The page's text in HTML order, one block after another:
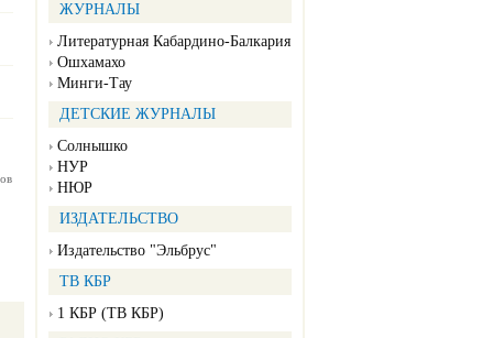
ЖУРНАЛЫ
Литературная Кабардино-Балкария
Ошхамахо
Минги-Тау
ДЕТСКИЕ ЖУРНАЛЫ
Солнышко
НУР
НЮР
ИЗДАТЕЛЬСТВО
Издательство "Эльбрус"
ТВ КБР
1 КБР (ТВ КБР)